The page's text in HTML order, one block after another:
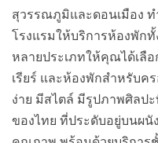
เพียบพร้อมไปด้วยอุปกรณ์
สามารถเลือกห้องประชุม
อย่างง่ายดายเลยครับ ด้วย
มาพักที่นี่ จะช่วยให้ประหยั
ประสบการณ์การพักผ่อนที่
กับIbis Styles Bangkok